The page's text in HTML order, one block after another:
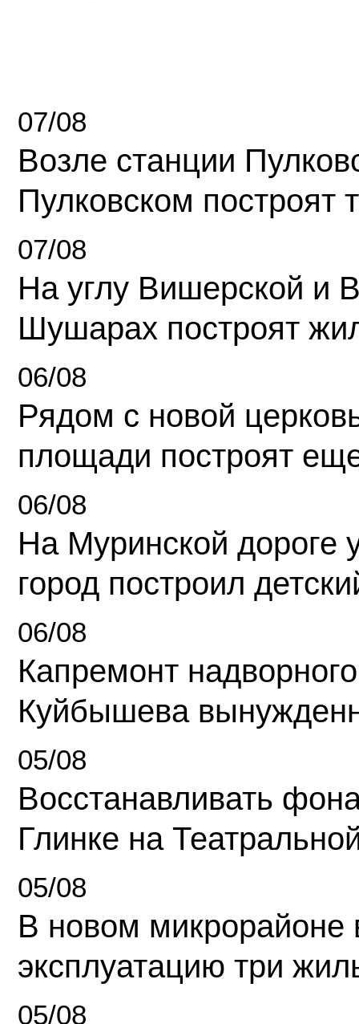
07/08
Возле станции
Пулковском построят
07/08
На углу Вишерской и
Шушарах построят
06/08
Рядом с новой
площади построят
06/08
На Муринской дороге
город построил
06/08
Капремонт
Куйбышева
05/08
Восстанавливать
Глинке на
05/08
В новом микрорайоне
эксплуатацию три
05/08